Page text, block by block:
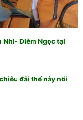
Diễm Ngọc tại
đãi thế này nổi